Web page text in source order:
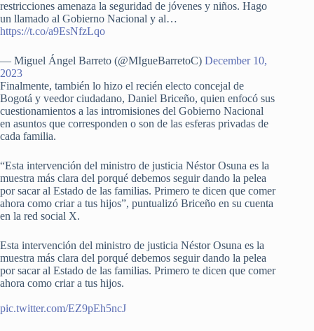
restricciones amenaza la seguridad de jóvenes y niños. Hago
un llamado al Gobierno Nacional y al…
https://t.co/a9EsNfzLqo
— Miguel Ángel Barreto (@MIgueBarretoC) December 10,
2023
Finalmente, también lo hizo el recién electo concejal de
Bogotá y veedor ciudadano, Daniel Briceño, quien enfocó sus
cuestionamientos a las intromisiones del Gobierno Nacional
en asuntos que corresponden o son de las esferas privadas de
cada familia.
“Esta intervención del ministro de justicia Néstor Osuna es la
muestra más clara del porqué debemos seguir dando la pelea
por sacar al Estado de las familias. Primero te dicen que comer
ahora como criar a tus hijos”, puntualizó Briceño en su cuenta
en la red social X.
Esta intervención del ministro de justicia Néstor Osuna es la
muestra más clara del porqué debemos seguir dando la pelea
por sacar al Estado de las familias. Primero te dicen que comer
ahora como criar a tus hijos.
pic.twitter.com/EZ9pEh5ncJ